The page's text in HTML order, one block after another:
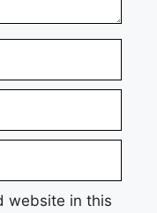
website in this